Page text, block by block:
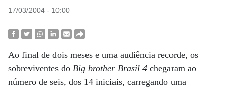
17/03/2004 - 10:00
Ao final de dois meses e uma audiência recorde, os
sobreviventes do Big brother Brasil 4 chegaram ao
número de seis, dos 14 iniciais, carregando uma